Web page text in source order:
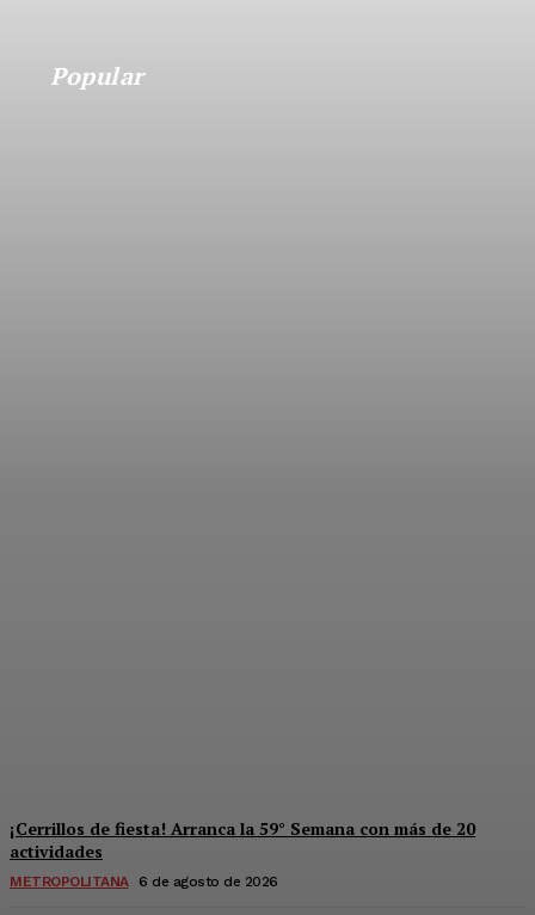
Popular
¡Cerrillos de fiesta! Arranca la 59° Semana con más de 20
actividades
METROPOLITANA 6 de agosto de 2026